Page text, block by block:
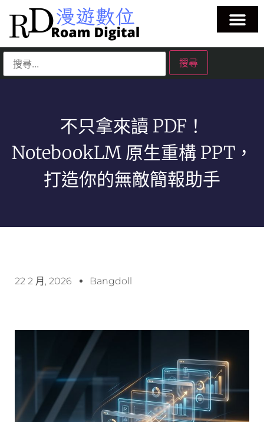
不只拿來讀 PDF！
NotebookLM 原生重構 PPT，
打造你的無敵簡報助手
22 2 月, 2026 Bangdoll